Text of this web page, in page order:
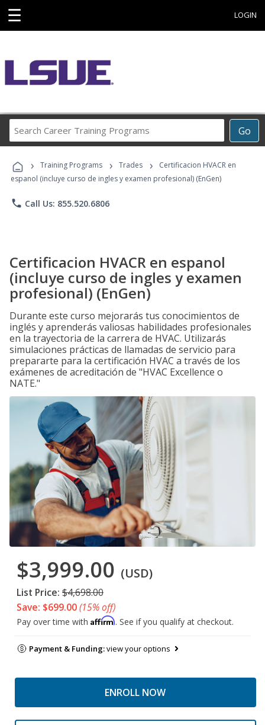
☰ LOGIN
Go
Career
Programs
› Training Programs › Trades ›
Certificacion HVACR en
espanol (incluye curso de ingles y examen profesional) (EnGen)
phone Call Us: 855.520.6806
Certificacion HVACR en espanol
(incluye curso de ingles y examen
profesional) (EnGen)
Durante este curso mejorarás tus conocimientos de
inglés y aprenderás valiosas habilidades profesionales
en la trayectoria de la carrera de HVAC. Utilizarás
simulaciones prácticas de llamadas de servicio para
prepararte para la certificación HVAC a través de los
exámenes de acreditación de "HVAC Excellence o
NATE."
$3,999.00 (USD)
List Price: $4,698.00
Save: $699.00(15% off)
Pay over time with Affirm. See if you qualify at checkout.
Payment & Funding:view your options
ENROLL NOW